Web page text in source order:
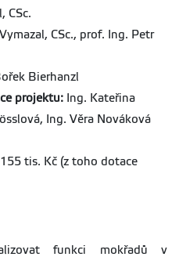
CSc.
CSc., prof. Ing. Petr
Bierhanzl
projektu: Ing. Kateřina
Ing. Věra Nováková
tis. Kč (z toho dotace
funkci mokřadů v